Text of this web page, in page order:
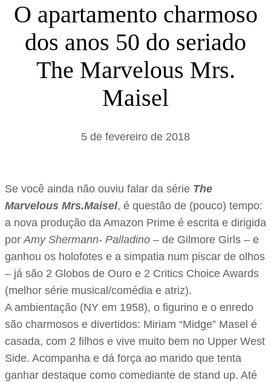
O apartamento charmoso
dos anos 50 do seriado
The Marvelous Mrs.
Maisel
5 de fevereiro de 2018
Se você ainda não ouviu falar da série The
Marvelous Mrs.Maisel, é questão de (pouco) tempo:
a nova produção da Amazon Prime é escrita e dirigida
por Amy Shermann- Palladino – de Gilmore Girls – e
ganhou os holofotes e a simpatia num piscar de olhos
– já são 2 Globos de Ouro e 2 Critics Choice Awards
(melhor série musical/comédia e atriz).
A ambientação (NY em 1958), o figurino e o enredo
são charmosos e divertidos: Miriam “Midge” Masel é
casada, com 2 filhos e vive muito bem no Upper West
Side. Acompanha e dá força ao marido que tenta
ganhar destaque como comediante de stand up. Até